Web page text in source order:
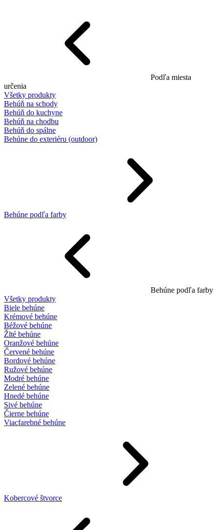
Podľa miesta
určenia
Všetky produkty
Behúň na schody
Behúň do kuchyne
Behúň na chodbu
Behúň do spálne
Behúne do exteriéru (outdoor)
Behúne podľa farby
Behúne podľa farby
Všetky produkty
Biele behúne
Krémové behúne
Béžové behúne
Žlté behúne
Oranžové behúne
Červené behúne
Bordové behúne
Ružové behúne
Modré behúne
Zelené behúne
Hnedé behúne
Sivé behúne
Čierne behúne
Viacfarebné behúne
Kobercové štvorce